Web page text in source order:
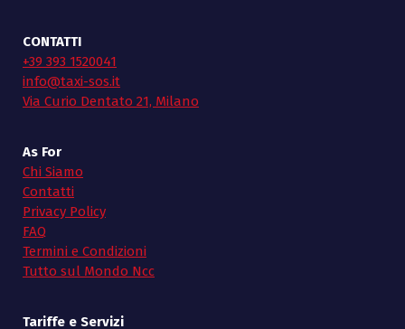
CONTATTI
+39 393 1520041
info@taxi-sos.it
Via Curio Dentato 21, Milano
As For
Chi Siamo
Contatti
Privacy Policy
FAQ
Termini e Condizioni
Tutto sul Mondo Ncc
Tariffe e Servizi